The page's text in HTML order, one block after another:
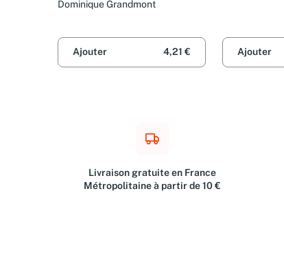
Dominique Grandmont
Ajouter 4,21 € Ajouter
Livraison gratuite en France
Métropolitaine à partir de 10 €